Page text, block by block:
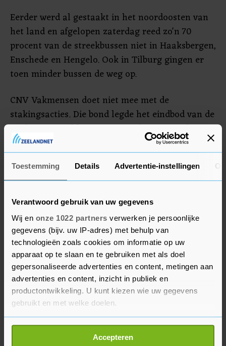
Toestemming Details Advertentie-instellingen
Verantwoord gebruik van uw gegevens
Wij en onze 1022 partners verwerken je persoonlijke
gegevens (bijv. uw IP-adres) met behulp van
technologieën zoals cookies om informatie op uw
apparaat op te slaan en te gebruiken met als doel
gepersonaliseerde advertenties en content, metingen aan
advertenties en content, inzicht in publiek en
productontwikkeling. U kunt kiezen wie uw gegevens
gebruikt en met welke doelen.
Als u het toestaat, willen we ook graag:
Informatie verzamelen over uw geografische
Accepteren
Eerder werd al gestaakt in het noordoosten van
het land en afgelopen zaterdag reed zo'n 70
procent van de streekbussen niet in Haaksbergen,
Enschede en Hengelo. Ook in Tilburg gingen er
toen minder bussen de weg op.
CNV Vakmensen doet niet mee met de
stakingsacties. Die bond legde het eindbod van de
werkgevers in februari neutraal voor aan de
leden. Die hebben het volgens de bond met een
tweederdemeerderheid geaccepteerd.